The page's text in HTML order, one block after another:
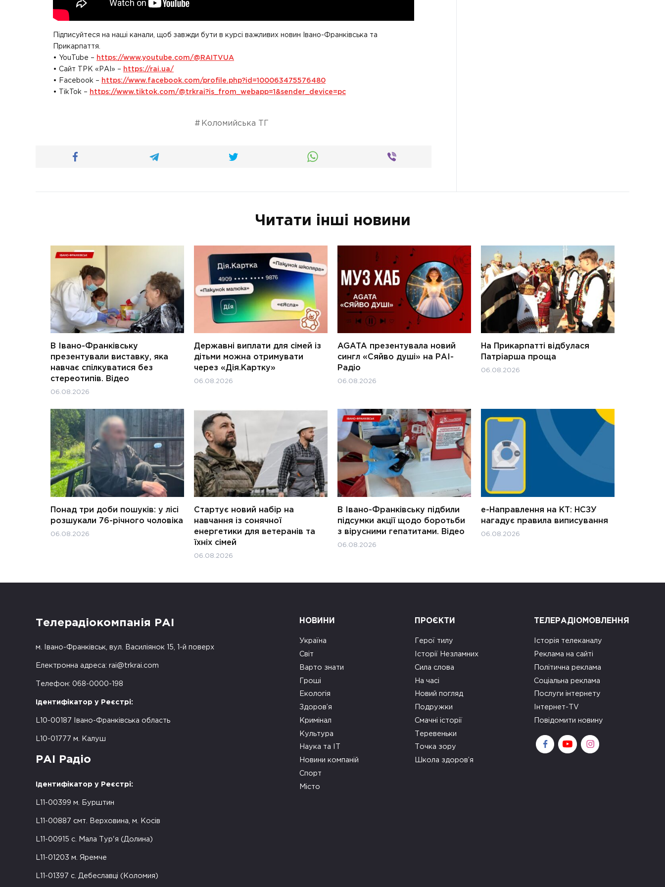
Підписуйтеся на наші канали, щоб завжди бути в курсі важливих новин Івано-Франківська та
Прикарпаття.
• YouTube – https://www.youtube.com/@RAITVUA
• Сайт ТРК «РАІ» – https://rai.ua/
• Facebook – https://www.facebook.com/profile.php?id=100063475576480
• TikTok – https://www.tiktok.com/@trkrai?is_from_webapp=1&sender_device=pc
Коломийська ТГ
Читати інші новини
В Івано-Франківську
презентували виставку, яка
навчає спілкуватися без
стереотипів. Відео
06.08.2026
Державні виплати для сімей із
дітьми можна отримувати
через «Дія.Картку»
06.08.2026
AGATA презентувала новий
сингл «Сяйво душі» на РАІ-
Радіо
06.08.2026
На Прикарпатті відбулася
Патріарша проща
06.08.2026
Понад три доби пошуків: у лісі
розшукали 76-річного чоловіка
06.08.2026
Стартує новий набір на
навчання із сонячної
енергетики для ветеранів та
їхніх сімей
06.08.2026
В Івано-Франківську підбили
підсумки акції щодо боротьби
з вірусними гепатитами. Відео
06.08.2026
е-Направлення на КТ: НСЗУ
нагадує правила виписування
06.08.2026
Телерадіокомпанія РАІ
м. Івано-Франківськ, вул. Василіянок 15, 1-й поверх
Електронна адреса: rai@trkrai.com
Телефон: 068-0000-198
Ідентифікатор у Реєстрі:
L10-00187 Івано-Франківська область
L10-01777 м. Калуш
РАІ Радіо
Ідентифікатор у Реєстрі:
L11-00399 м. Бурштин
L11-00887 смт. Верховина, м. Косів
L11-00915 с. Мала Тур'я (Долина)
L11-01203 м. Яремче
L11-01397 с. Дебеславці (Коломия)
НОВИНИ
Україна
Світ
Варто знати
Гроші
Екологія
Здоров’я
Кримінал
Культура
Наука та ІТ
Новини компаній
Спорт
Місто
ПРОЄКТИ
Герої тилу
Історії Незламних
Сила слова
На часі
Новий погляд
Подружки
Смачні історії
Теревеньки
Точка зору
Школа здоров’я
ТЕЛЕРАДІОМОВЛЕННЯ
Історія телеканалу
Реклама на сайті
Політична реклама
Соціальна реклама
Послуги інтернету
Інтернет-TV
Повідомити новину